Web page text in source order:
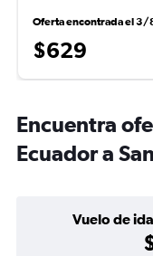
Oferta encontrada el 3/
$629
Encuentra
Ecuador a
Vuelo de